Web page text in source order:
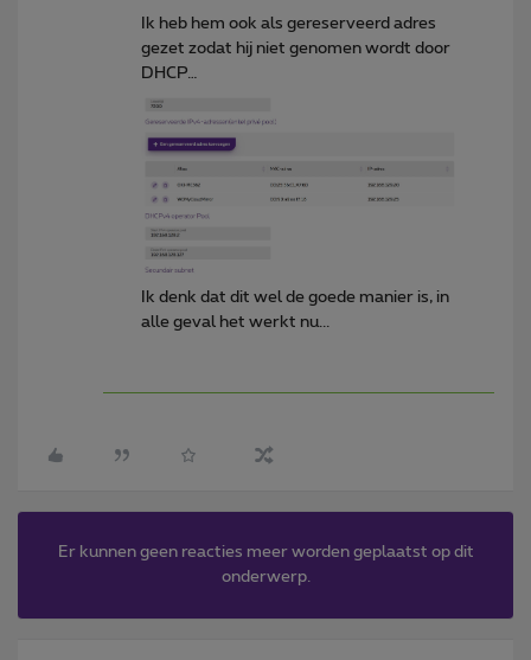
Ik heb hem ook als gereserveerd adres
gezet zodat hij niet genomen wordt door
DHCP…
Ik denk dat dit wel de goede manier is, in
alle geval het werkt nu...
Er kunnen geen reacties meer worden geplaatst op dit
onderwerp.